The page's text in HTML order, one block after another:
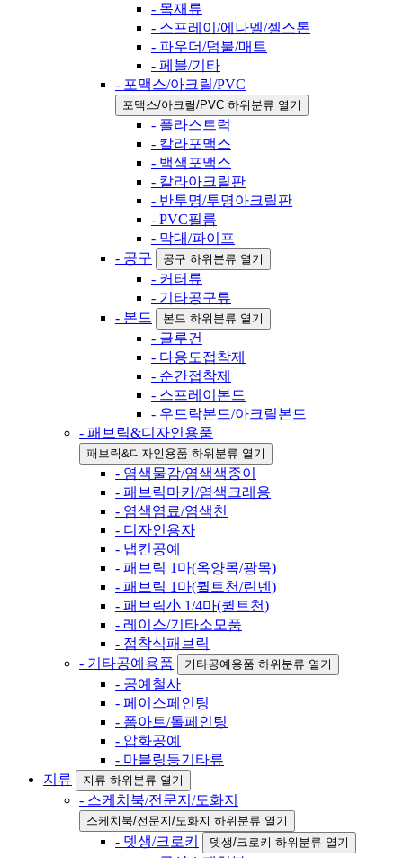
- 목재류
- 스프레이/에나멜/젤스톤
- 파우더/덤불/매트
- 페블/기타
- 포맥스/아크릴/PVC
포맥스/아크릴/PVC 하위분류 열기
- 플라스트럭
- 칼라포맥스
- 백색포맥스
- 칼라아크릴판
- 반투명/투명아크릴판
- PVC필름
- 막대/파이프
- 공구
공구 하위분류 열기
- 커터류
- 기타공구류
- 본드
본드 하위분류 열기
- 글루건
- 다용도접착제
- 순간접착제
- 스프레이본드
- 우드락본드/아크릴본드
- 패브릭&디자인용품
패브릭&디자인용품 하위분류 열기
- 염색물감/염색색종이
- 패브릭마카/염색크레용
- 염색염료/염색천
- 디자인용자
- 냅킨공예
- 패브릭 1마(옥양목/광목)
- 패브릭 1마(퀼트천/린넨)
- 패브릭小 1/4마(퀼트천)
- 레이스/기타소모품
- 접착식패브릭
- 기타공예용품
기타공예용품 하위분류 열기
- 공예철사
- 페이스페인팅
- 폼아트/톨페인팅
- 압화공예
- 마블링등기타류
지류
지류 하위분류 열기
- 스케치북/전문지/도화지
스케치북/전문지/도화지 하위분류 열기
- 뎃생/크로키 뎃생/크로키 하위분류 열기